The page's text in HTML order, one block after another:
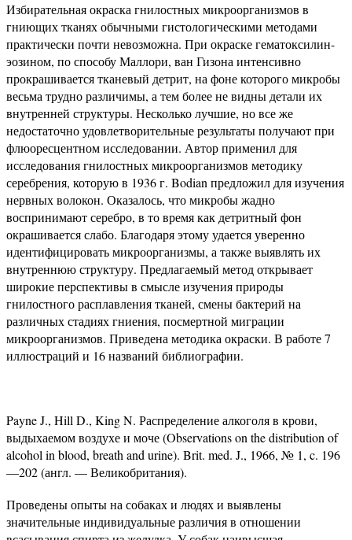
Избирательная окраска гнилостных микроорганизмов в
гниющих тканях обычными гистологическими методами
практически почти невозможна. При окраске гематоксилин-
эозином, по способу Маллори, ван Гизона интенсивно
прокрашивается тканевый детрит, на фоне которого микробы
весьма трудно различимы, а тем более не видны детали их
внутренней структуры. Несколько лучшие, но все же
недостаточно удовлетворительные результаты получают при
флюоресцентном исследовании. Автор применил для
исследования гнилостных микроорганизмов методику
серебрения, которую в 1936 г. Bodian предложил для изучения
нервных волокон. Оказалось, что микробы жадно
воспринимают серебро, в то время как детритный фон
окрашивается слабо. Благодаря этому удается уверенно
идентифицировать микроорганизмы, а также выявлять их
внутреннюю структуру. Предлагаемый метод открывает
широкие перспективы в смысле изучения природы
гнилостного расплавления тканей, смены бактерий на
различных стадиях гниения, посмертной миграции
микроорганизмов. Приведена методика окраски. В работе 7
иллюстраций и 16 названий библиографии.
Payne J., Hill D., King N. Распределение алкоголя в крови,
выдыхаемом воздухе и моче (Observations on the distribution of
alcohol in blood, breath and urine). Brit. med. J., 1966, № 1, c. 196
—202 (англ. — Великобритания).
Проведены опыты на собаках и людях и выявлены
значительные индивидуальные различия в отношении